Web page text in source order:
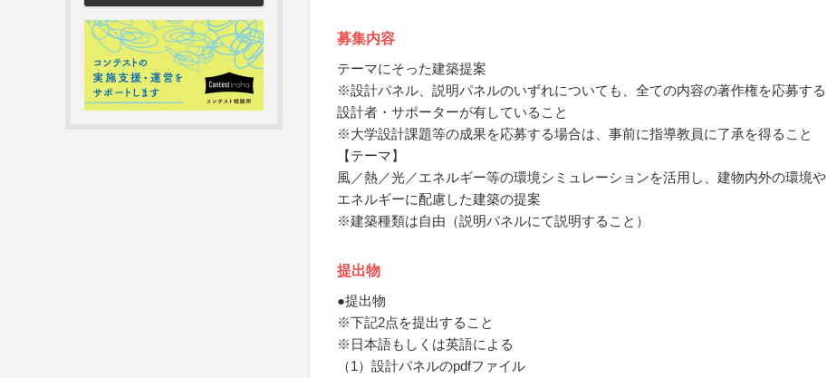
募集内容
テーマにそった建築提案
※設計パネル、説明パネルのいずれについても、全ての内容の著作権を応募する
設計者・サポーターが有していること
※大学設計課題等の成果を応募する場合は、事前に指導教員に了承を得ること
【テーマ】
風／熱／光／エネルギー等の環境シミュレーションを活用し、建物内外の環境や
エネルギーに配慮した建築の提案
※建築種類は自由（説明パネルにて説明すること）
提出物
●提出物
※下記2点を提出すること
※日本語もしくは英語による
（1）設計パネルのpdfファイル